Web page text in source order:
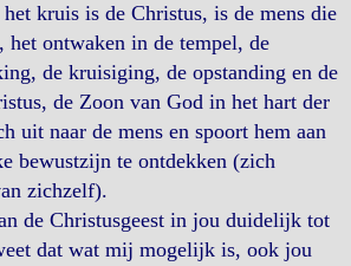
kruis is de Christus, is de mens die
ontwaken in de tempel, de
de kruisiging, de opstanding en de
de Zoon van God in het hart der
uit naar de mens en spoort hem aan
bewustzijn te ontdekken (zich
zichzelf).
de Christusgeest in jou duidelijk tot
dat wat mij mogelijk is, ook jou